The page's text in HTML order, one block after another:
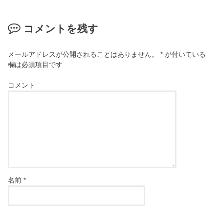
コメントを残す
メールアドレスが公開されることはありません。 * が付いている
欄は必須項目です
コメント
名前*